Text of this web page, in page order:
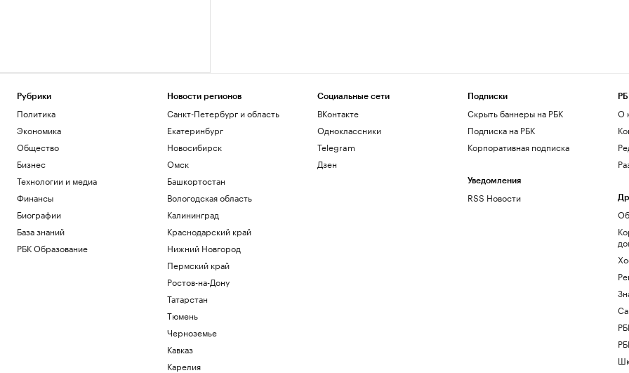
Рубрики
Политика
Экономика
Общество
Бизнес
Технологии и медиа
Финансы
Биографии
База знаний
РБК Образование
Новости регионов
Санкт-Петербург и область
Екатеринбург
Новосибирск
Омск
Башкортостан
Вологодская область
Калининград
Краснодарский край
Нижний Новгород
Пермский край
Ростов-на-Дону
Татарстан
Тюмень
Черноземье
Кавказ
Карелия
Социальные сети
ВКонтакте
Одноклассники
Telegram
Дзен
Подписки
Скрыть баннеры на РБК
Подписка на РБК
Корпоративная подписка
Уведомления
RSS Новости
О